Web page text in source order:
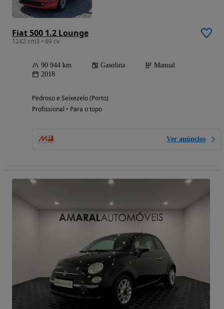
Fiat 500 1.2 Lounge
1242 cm3 • 69 cv
90 944 km Gasolina
Manual
2018
Pedroso e Seixezelo (Porto)
Profissional • Para o topo
Ver anúncios